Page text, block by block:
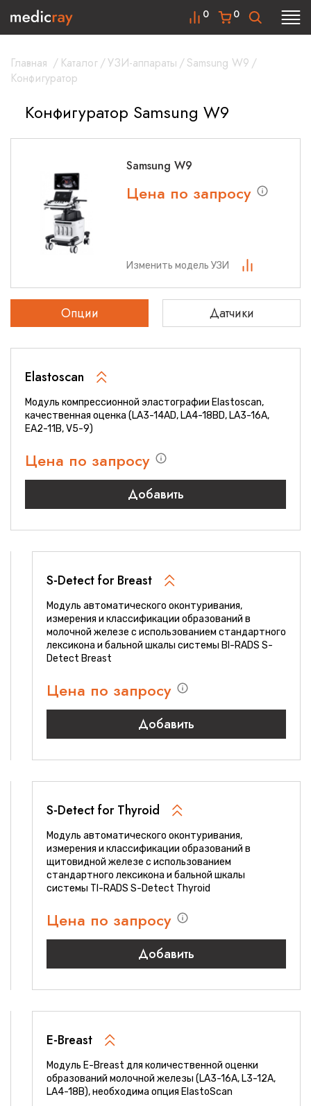
0
0
Главная / Каталог/УЗИ-аппараты /Samsung W9 /
Конфигуратор
Конфигуратор Samsung W9
Samsung W9
Цена по запросу
Изменить модель УЗИ
Опции Датчики
Elastoscan
Модуль компрессионной эластографии Elastoscan,
качественная оценка (LA3-14AD, LA4-18BD, LA3-16A,
EA2-11B, V5-9)
Цена по запросу
Добавить
S-Detect for Breast
Модуль автоматического оконтуривания,
измерения и классификации образований в
молочной железе с использованием стандартного
лексикона и бальной шкалы системы BI-RADS S-
Detect Breast
Цена по запросу
Добавить
S-Detect for Thyroid
Модуль автоматического оконтуривания,
измерения и классификации образований в
щитовидной железе с использованием
стандартного лексикона и бальной шкалы
системы TI-RADS S-Detect Thyroid
Цена по запросу
Добавить
E-Breast
Модуль E-Breast для количественной оценки
образований молочной железы (LA3-16A, L3-12A,
LA4-18B), необходима опция ElastoScan